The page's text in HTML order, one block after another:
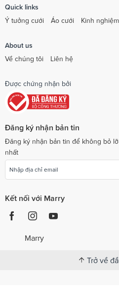
Quick links
Ý tưởng cưới
Áo cưới Kinh
About us
Về chúng tôi
Liên hệ
Được chứng nhận bởi
Đăng ký nhận bản tin
Đăng ký nhận bản tin để không bỏ
nhất
Kết nối với Marry
Marry
Trở về